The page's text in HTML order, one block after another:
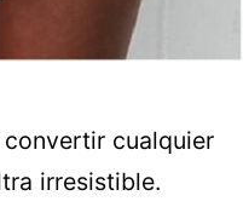
cualquier
irresistible.